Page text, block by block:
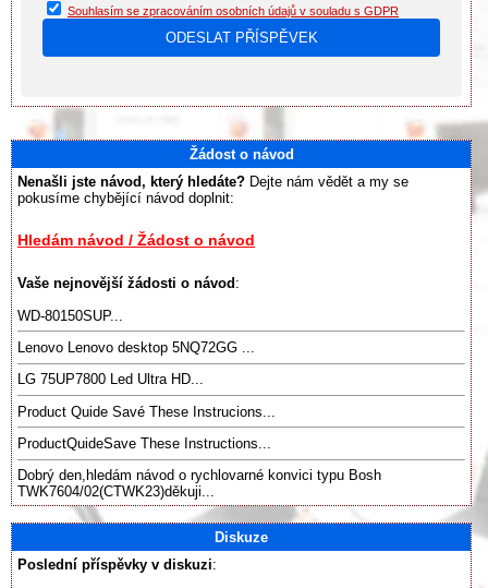
Souhlasím se zpracováním osobních údajů v souladu s GDPR
Žádost o návod
Nenašli jste návod, který hledáte? Dejte nám vědět a my se
pokusíme chybějící návod doplnit:
Hledám návod / Žádost o návod
Vaše nejnovější žádosti o návod :
WD-80150SUP...
Lenovo Lenovo desktop 5NQ72GG ...
LG 75UP7800 Led Ultra HD...
Product Quide Savé These Instrucions...
ProductQuideSave These Instructions...
Dobrý den,hledám návod o rychlovarné konvici typu Bosh
TWK7604/02(CTWK23)děkuji...
Diskuze
Poslední příspěvky v diskuzi: